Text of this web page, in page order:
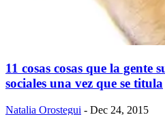
11 cosas cosas que la gente
sociales una vez que se titula
Natalia Orostegui - Dec 24, 2015